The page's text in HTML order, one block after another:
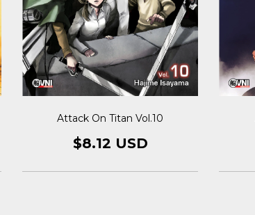
Attack On Titan Vol.10
$8.12 USD